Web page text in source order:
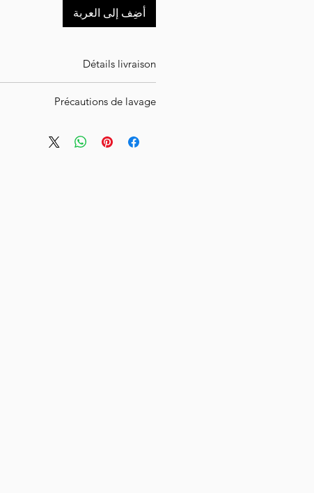
أضِف إلى العربة
Détails livraison
votre commande sous une à cinq
ou lettre suivie suivant le poids et
Précautions de lavage
pas de sèche-linge et repassez-